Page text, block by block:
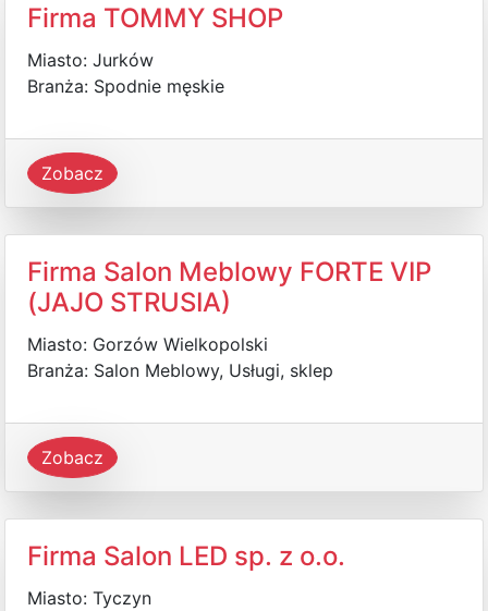
Firma TOMMY SHOP
Miasto: Jurków
Branża: Spodnie męskie
Zobacz
Firma Salon Meblowy FORTE VIP
(JAJO STRUSIA)
Miasto: Gorzów Wielkopolski
Branża: Salon Meblowy, Usługi, sklep
Zobacz
Firma Salon LED sp. z o.o.
Miasto: Tyczyn